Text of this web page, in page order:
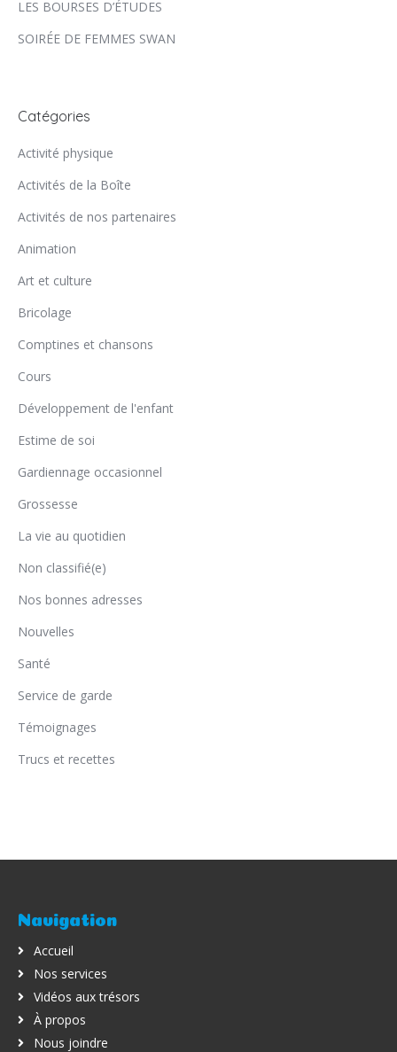
LES BOURSES D’ÉTUDES
SOIRÉE DE FEMMES SWAN
Catégories
Activité physique
Activités de la Boîte
Activités de nos partenaires
Animation
Art et culture
Bricolage
Comptines et chansons
Cours
Développement de l'enfant
Estime de soi
Gardiennage occasionnel
Grossesse
La vie au quotidien
Non classifié(e)
Nos bonnes adresses
Nouvelles
Santé
Service de garde
Témoignages
Trucs et recettes
Navigation
Accueil
Nos services
Vidéos aux trésors
À propos
Nous joindre